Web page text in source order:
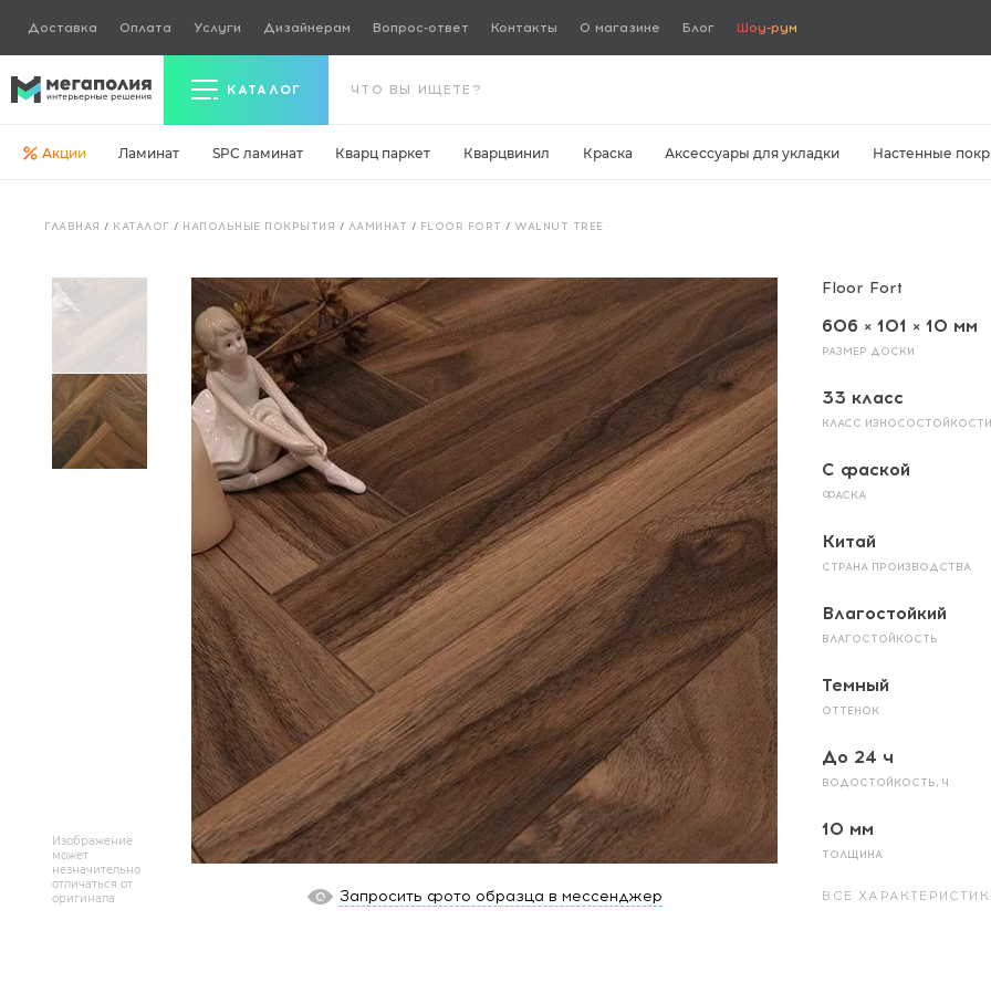
Доставка Оплата Услуги Дизайнерам Вопрос-ответ Контакты О магазине Блог Шоу-рум
КАТАЛОГ
Ковровая плитка
Паркетная доска
Инженерная доска
Террасная доска
Аксессуары для укладки
Настенные покрытия
Отопительное оборудование
По распродаже и скидке
Акции Ламинат SPC ламинат Кварц паркет Кварцвинил Краска Аксессуары для укладки Настенные
ГЛАВНАЯ / КАТАЛОГ / НАПОЛЬНЫЕ ПОКРЫТИЯ / ЛАМИНАТ / FLOOR FORT /WALNUT TREE
Изображение
может
незначительно
отличаться от
оригинала
Запросить фото образца в мессенджер
Floor Fort
606 × 101 × 10 мм
РАЗМЕР ДОСКИ
33 класс
КЛАСС ИЗНОСОСТОЙКОСТИ
С фаской
ФАСКА
Китай
СТРАНА ПРОИЗВОДСТВА
Влагостойкий
ВЛАГОСТОЙКОСТЬ
Темный
ОТТЕНОК
До 24 ч
ВОДОСТОЙКОСТЬ, Ч
10 мм
ТОЛЩИНА
ВСЕ